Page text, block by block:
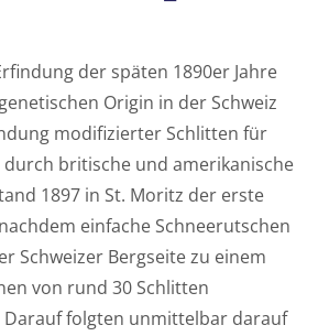
der späten 1890er Jahre
Origin in der Schweiz
modifizierter Schlitten für
britische und amerikanische
1897 in St. Moritz der erste
einfache Schneerutschen
Schweizer Bergseite zu einem
von rund 30 Schlitten
folgten unmittelbar darauf